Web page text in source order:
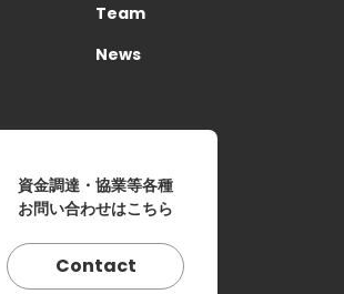
Team
News
資金調達・協業等各種
お問い合わせはこちら
Contact